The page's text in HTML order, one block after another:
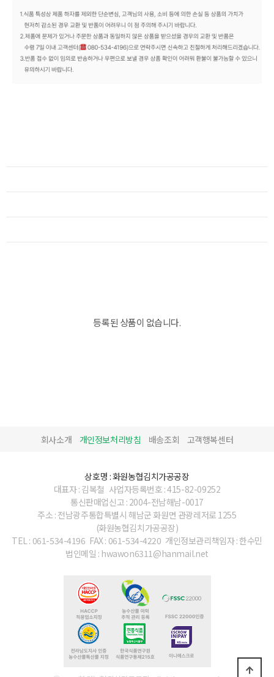
등록된 상품이 없습니다.
회사소개 개인정보처리방침 배송조회 고객행복센터
상호명 : 화원농협김치가공공장
대표자 : 김복철 사업자등록번호 : 415-82-09252
통신판매업신고 : 2004-전남해남-0017
주소 : 전남광주통합특별시 해남군 화원면 관광레저로 1255
(화원농협김치가공공장)
TEL : 061-534-4196 FAX : 061-534-4220 개인정보관리책임자 : 한수민
법인메일 : hwawon6311@hanmail.net